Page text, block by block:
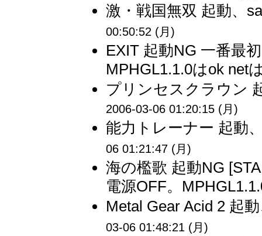
激・戦国無双 起動、
00:50:52 (月)
EXIT 起動NG 一番最
MPHGL1.1.0はok net
プリンセスクラウン
2006-03-06 01:20:15 (月)
能力トレーナー 起動
06 01:21:47 (月)
海の檻歌 起動NG
電源OFF。
Metal Gear Acid 2 起
03-06 01:48:21 (月)